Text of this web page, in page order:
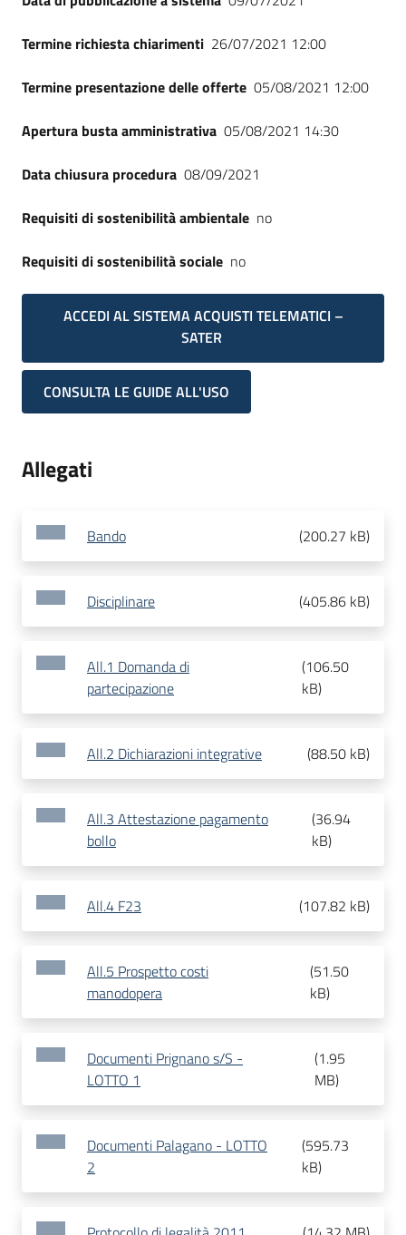
Termine richiesta chiarimenti 26/07/2021 12:00
Termine presentazione delle offerte 05/08/2021 12:00
Apertura busta amministrativa 05/08/2021 14:30
Data chiusura procedura 08/09/2021
Requisiti di sostenibilità ambientale no
Requisiti di sostenibilità sociale no
ACCEDI AL SISTEMA ACQUISTI TELEMATICI –
SATER
CONSULTA LE GUIDE ALL'USO
Allegati
Bando (200.27 kB)
Disciplinare (405.86 kB)
All.1 Domanda di
partecipazione
(106.50
kB)
All.2 Dichiarazioni integrative (88.50 kB)
All.3 Attestazione pagamento
bollo
(36.94
kB)
All.4 F23 (107.82 kB)
All.5 Prospetto costi
manodopera
(51.50
kB)
Documenti Prignano s/S -
LOTTO 1
(1.95
MB)
Documenti Palagano - LOTTO
2
(595.73
kB)